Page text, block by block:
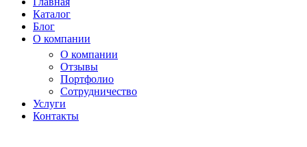
Каталог
Блог
О компании
О компании
Отзывы
Портфолио
Сотрудничество
Услуги
Контакты